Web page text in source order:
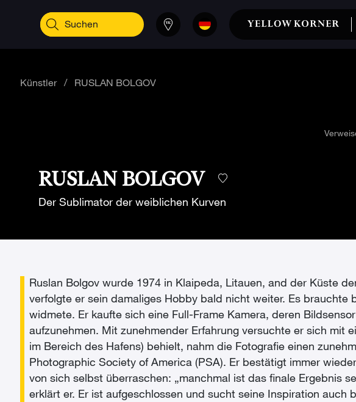
Künstler / RUSLAN BOLGOV
RUSLAN BOLGOV
Der Sublimator der weiblichen Kurven
Ruslan Bolgov wurde 1974 in Klaipeda, Litauen, and der Küste
verfolgte er sein damaliges Hobby bald nicht weiter. Es
widmete. Er kaufte sich eine Full-Frame Kamera, deren
aufzunehmen. Mit zunehmender Erfahrung versuchte er sich mit
im Bereich des Hafens) behielt, nahm die Fotografie einen
Photographic Society of America (PSA). Er bestätigt immer
von sich selbst überraschen: „manchmal ist das finale Ergebnis
erklärt er. Er ist aufgeschlossen und sucht seine Inspiration